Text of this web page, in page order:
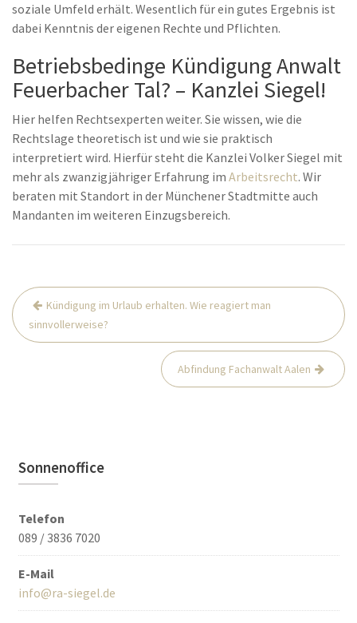
soziale Umfeld erhält. Wesentlich für ein gutes Ergebnis ist
dabei Kenntnis der eigenen Rechte und Pflichten.
Betriebsbedinge Kündigung Anwalt
Feuerbacher Tal? – Kanzlei Siegel!
Hier helfen Rechtsexperten weiter. Sie wissen, wie die
Rechtslage theoretisch ist und wie sie praktisch
interpretiert wird. Hierfür steht die Kanzlei Volker Siegel mit
mehr als zwanzigjähriger Erfahrung im Arbeitsrecht. Wir
beraten mit Standort in der Münchener Stadtmitte auch
Mandanten im weiteren Einzugsbereich.
Beitrags-
Navigation
Kündigung im Urlaub erhalten. Wie reagiert man
sinnvollerweise?
Abfindung Fachanwalt Aalen
Sonnenoffice
Telefon
089 / 3836 7020
E-Mail
info@ra-siegel.de